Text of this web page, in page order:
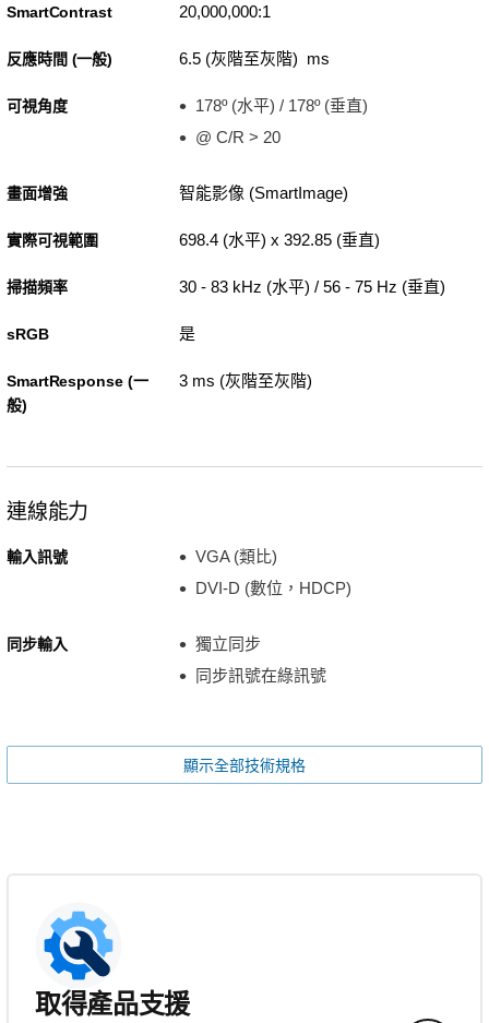
SmartContrast 20,000,000:1
反應時間 (一般) 6.5 (灰階至灰階) ms
可視角度
178º (水平) / 178º (垂直)
@ C/R > 20
畫面增強 智能影像 (SmartImage)
實際可視範圍 698.4 (水平) x 392.85 (垂直)
掃描頻率 30 - 83 kHz (水平) / 56 - 75 Hz (垂直)
sRGB 是
SmartResponse (一
般)
3 ms (灰階至灰階)
連線能力
輸入訊號
VGA (類比)
DVI-D (數位，HDCP)
同步輸入
獨立同步
同步訊號在綠訊號
顯示全部技術規格
取得產品支援